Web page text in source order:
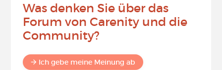
Was denken Sie über das
Forum von Carenity und die
Community?
Ich gebe meine Meinung ab